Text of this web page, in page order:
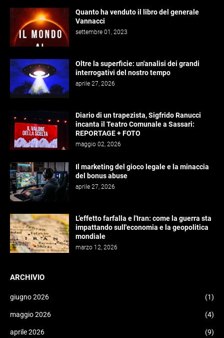
Quanto ha venduto il libro del generale
Vannacci
settembre 01, 2023
Oltre la superficie: un'analisi dei grandi
interrogativi del nostro tempo
aprile 27, 2026
Diario di un trapezista, Sigfrido Ranucci
incanta il Teatro Comunale a Sassari:
REPORTAGE + FOTO
maggio 02, 2026
Il marketing del gioco legale e la minaccia
del bonus abuse
aprile 27, 2026
L’effetto farfalla e l'Iran: come la guerra sta
impattando sull'economia e la geopolitica
mondiale
marzo 12, 2026
ARCHIVIO
giugno 2026 (1)
maggio 2026 (4)
aprile 2026 (9)